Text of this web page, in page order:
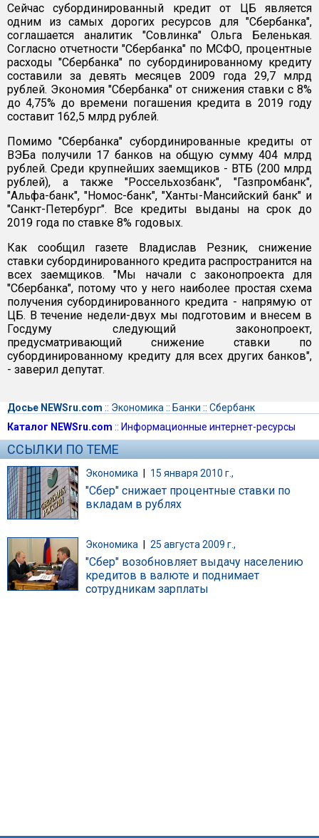
Сейчас субординированный кредит от ЦБ является
одним из самых дорогих ресурсов для "Сбербанка",
соглашается аналитик "Совлинка" Ольга Беленькая.
Согласно отчетности "Сбербанка" по МСФО, процентные
расходы "Сбербанка" по субординированному кредиту
составили за девять месяцев 2009 года 29,7 млрд
рублей. Экономия "Сбербанка" от снижения ставки с 8%
до 4,75% до времени погашения кредита в 2019 году
составит 162,5 млрд рублей.
Помимо "Сбербанка" субординированные кредиты от
ВЭБа получили 17 банков на общую сумму 404 млрд
рублей. Среди крупнейших заемщиков - ВТБ (200 млрд
рублей), а также "Россельхозбанк", "Газпромбанк",
"Альфа-банк", "Номос-банк", "Ханты-Мансийский банк" и
"Санкт-Петербург". Все кредиты выданы на срок до
2019 года по ставке 8% годовых.
Как сообщил газете Владислав Резник, снижение
ставки субординированного кредита распространится на
всех заемщиков. "Мы начали с законопроекта для
"Сбербанка", потому что у него наиболее простая схема
получения субординированного кредита - напрямую от
ЦБ. В течение недели-двух мы подготовим и внесем в
Госдуму следующий законопроект,
предусматривающий снижение ставки по
субординированному кредиту для всех других банков",
- заверил депутат.
Досье NEWSru.com :: Экономика :: Банки :: Сбербанк
Каталог NEWSru.com :: Информационные интернет-ресурсы
ССЫЛКИ ПО ТЕМЕ
Экономика | 15 января 2010 г.,
"Сбер" снижает процентные ставки по
вкладам в рублях
Экономика 25 августа 2009 г.,
"Сбер" возобновляет выдачу населению
кредитов в валюте и поднимает
сотрудникам зарплаты